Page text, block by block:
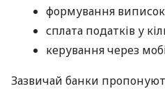
формування виписок
сплата податків у
керування через
Зазвичай банки